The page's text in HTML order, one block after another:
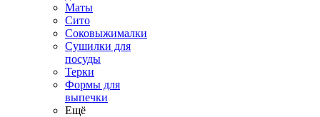
Маты
Сито
Соковыжималки
Сушилки для
посуды
Терки
Формы для
выпечки
Ещё